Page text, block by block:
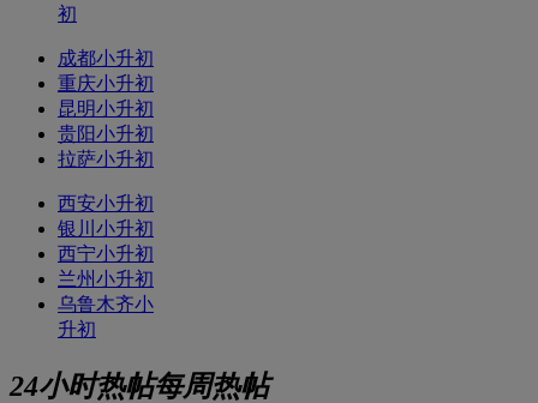
初
成都小升初
重庆小升初
昆明小升初
贵阳小升初
拉萨小升初
西安小升初
银川小升初
西宁小升初
兰州小升初
乌鲁木齐小
升初
24小时热帖每周热帖